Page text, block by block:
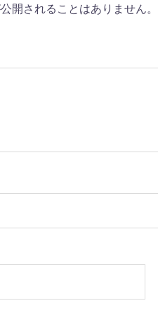
開されることはありません。